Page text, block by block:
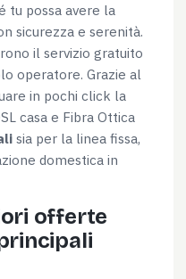
tu possa avere la
sicurezza e serenità.
il servizio gratuito
operatore. Grazie al
in pochi click la
casa e Fibra Ottica
sia per la linea fissa,
domestica in
offerte